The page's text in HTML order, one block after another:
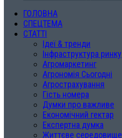
ГОЛОВНА
СПЕЦТЕМА
СТАТТІ
Ідеї & тренди
Інфраструктура ринку
Агромаркетинг
Агрономія Сьогодні
Агрострахування
Гість номера
Думки про важливе
Економічний гектар
Експертна думка
Життєве середовище